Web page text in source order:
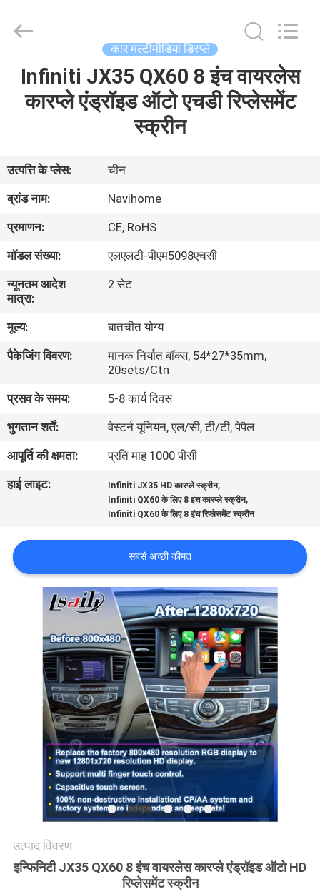
वीडियो
बारे
में
कारखाना
भ्रमण
नियंत्रण
संपर्क
करें
मामलों
साइटमैप
PRIVACY
POLICY
Electron
Co.,Ltd.
Reserved.
कार मल्टीमीडिया डिस्प्ले
Infiniti JX35 QX60 8 इंच वायरलेस
कारप्ले एंड्रॉइड ऑटो एचडी रिप्लेसमेंट
स्क्रीन
उत्पत्ति के प्लेस:
चीन
ब्रांड नाम:
Navihome
प्रमाणन:
CE, RoHS
मॉडल संख्या:
एलएलटी-पीएम5098एचसी
न्यूनतम आदेश
मात्रा:
2 सेट
मूल्य:
बातचीत योग्य
पैकेजिंग विवरण:
मानक निर्यात बॉक्स, 54*27*35mm,
20sets/Ctn
प्रसव के समय:
5-8 कार्य दिवस
भुगतान शर्तें:
वेस्टर्न यूनियन, एल/सी, टी/टी, पेपैल
आपूर्ति की क्षमता:
प्रति माह 1000 पीसी
हाई लाइट:
Infiniti JX35 HD कारप्ले स्क्रीन,
Infiniti QX60 के लिए 8 इंच कारप्ले स्क्रीन,
Infiniti QX60 के लिए 8 इंच रिप्लेसमेंट स्क्रीन
सबसे अच्छी कीमत
उत्पाद विवरण
इन्फिनिटी JX35 QX60 8 इंच वायरलेस कारप्ले एंड्रॉइड ऑटो HD
रिप्लेसमेंट स्क्रीन